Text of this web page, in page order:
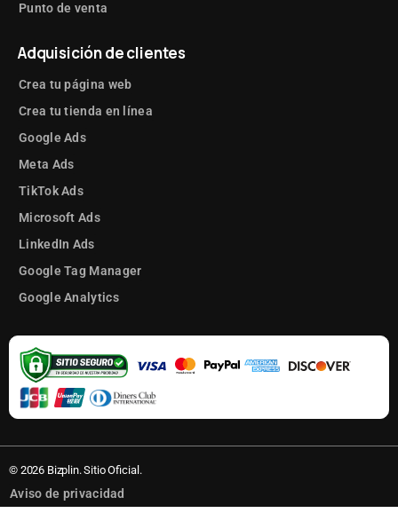
Punto de venta
Adquisición de clientes
Crea tu página web
Crea tu tienda en línea
Google Ads
Meta Ads
TikTok Ads
Microsoft Ads
LinkedIn Ads
Google Tag Manager
Google Analytics
© 2026 Bizplin. Sitio Oficial.
Aviso de privacidad